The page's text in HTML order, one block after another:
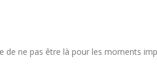
de ne pas être là pour les moments